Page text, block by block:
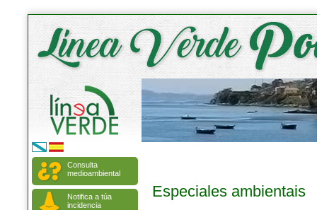
Consulta
medioambiental
Notifica a túa
incidencia
Especiales ambientais